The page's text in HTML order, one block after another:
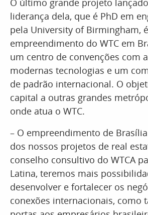
O último grande projeto
liderança dela, que é PhD em
pela University of Birmingham,
empreendimento do WTC em
um centro de convenções com
modernas tecnologias e um
de padrão internacional. O
capital a outras grandes
onde atua o WTC.
– O empreendimento de
dos nossos projetos de real
conselho consultivo do WTCA
Latina, teremos mais
desenvolver e fortalecer os
conexões internacionais, como